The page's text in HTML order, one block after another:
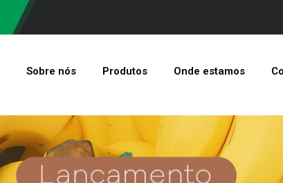
Sobre nós Produtos Onde estamos